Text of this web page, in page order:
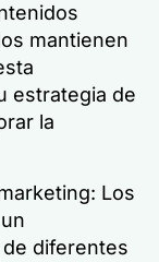
mantienen
estrategia de
la
Los
diferentes